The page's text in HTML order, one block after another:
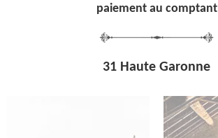
paiement au comptant
31 Haute Garonne